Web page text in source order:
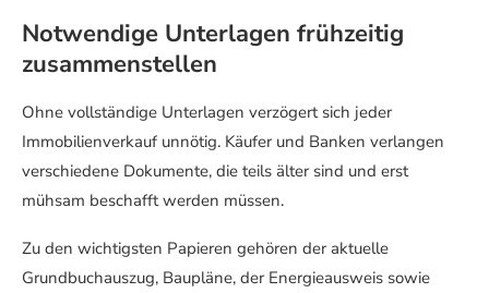
Notwendige Unterlagen frühzeitig
zusammenstellen
Ohne vollständige Unterlagen verzögert sich jeder
Immobilienverkauf unnötig. Käufer und Banken verlangen
verschiedene Dokumente, die teils älter sind und erst
mühsam beschafft werden müssen.
Zu den wichtigsten Papieren gehören der aktuelle
Grundbuchauszug, Baupläne, der Energieausweis sowie